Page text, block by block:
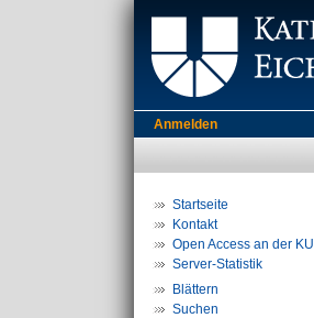
Anmelden
Startseite
Kontakt
Open Access an der KU
Server-Statistik
Blättern
Suchen